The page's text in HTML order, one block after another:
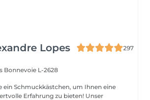
Lopes
297
Bonnevoie L-2628
ein Schmuckkästchen, um Ihnen eine
Erfahrung zu bieten! Unser